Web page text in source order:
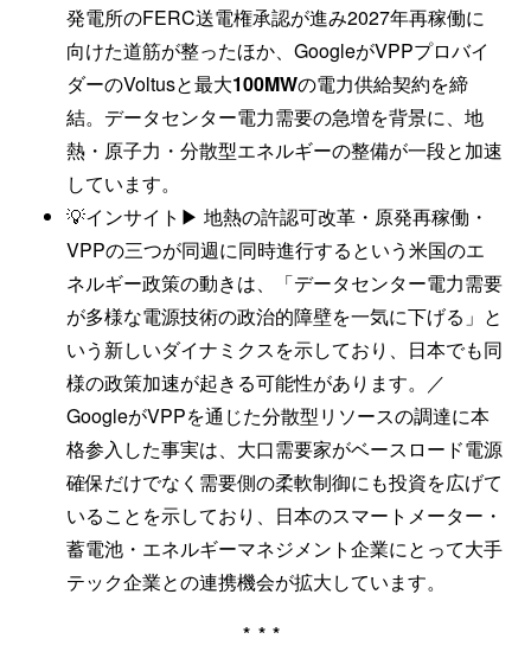
発電所のFERC送電権承認が進み2027年再稼働に
向けた道筋が整ったほか、GoogleがVPPプロバイ
ダーのVoltusと最大100MWの電力供給契約を締
結。データセンター電力需要の急増を背景に、地
熱・原子力・分散型エネルギーの整備が一段と加速
しています。
💡インサイト▶ 地熱の許認可改革・原発再稼働・
VPPの三つが同週に同時進行するという米国のエ
ネルギー政策の動きは、「データセンター電力需要
が多様な電源技術の政治的障壁を一気に下げる」と
いう新しいダイナミクスを示しており、日本でも同
様の政策加速が起きる可能性があります。／
GoogleがVPPを通じた分散型リソースの調達に本
格参入した事実は、大口需要家がベースロード電源
確保だけでなく需要側の柔軟制御にも投資を広げて
いることを示しており、日本のスマートメーター・
蓄電池・エネルギーマネジメント企業にとって大手
テック企業との連携機会が拡大しています。
***